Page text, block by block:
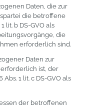
Daten, die zur
die betroffene
lit. b DS-GVO als
die
erforderlich sind.
Daten zur
ist, der
1 lit. c DS-GVO als
der betroffenen